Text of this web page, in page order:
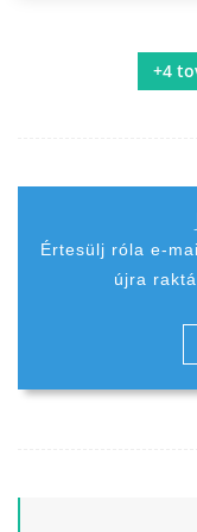
+4
Értesülj róla e-
újra